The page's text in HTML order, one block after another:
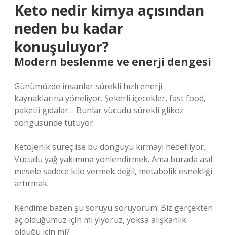
Keto nedir kimya açısından
neden bu kadar
konuşuluyor?
Modern beslenme ve enerji dengesi
Günümüzde insanlar sürekli hızlı enerji
kaynaklarına yöneliyor. Şekerli içecekler, fast food,
paketli gıdalar… Bunlar vücudu sürekli glikoz
döngüsünde tutuyor.
Ketojenik süreç ise bu döngüyü kırmayı hedefliyor.
Vücudu yağ yakımına yönlendirmek. Ama burada asıl
mesele sadece kilo vermek değil, metabolik esnekliği
artırmak.
Kendime bazen şu soruyu soruyorum: Biz gerçekten
aç olduğumuz için mi yiyoruz, yoksa alışkanlık
olduğu için mi?